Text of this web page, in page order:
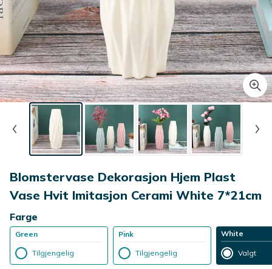
Blomstervase Dekorasjon Hjem Plast
Vase Hvit Imitasjon Cerami White 7*21cm
Farge
Green
Tilgjengelig
Pink
Tilgjengelig
White
Valgt